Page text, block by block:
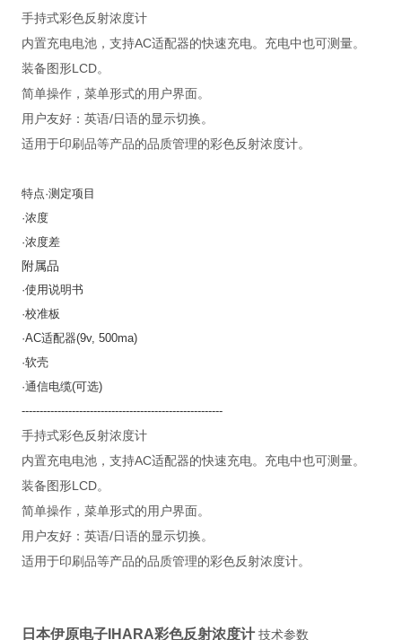
手持式彩色反射浓度计
内置充电电池，支持AC适配器的快速充电。充电中也可测量。
装备图形LCD。
简单操作，菜单形式的用户界面。
用户友好：英语/日语的显示切换。
适用于印刷品等产品的品质管理的彩色反射浓度计。
特点·测定项目
·浓度
·浓度差
附属品
·使用说明书
·校准板
·AC适配器(9v, 500ma)
·软壳
·通信电缆(可选)
--------------------------------------------------------
手持式彩色反射浓度计
内置充电电池，支持AC适配器的快速充电。充电中也可测量。
装备图形LCD。
简单操作，菜单形式的用户界面。
用户友好：英语/日语的显示切换。
适用于印刷品等产品的品质管理的彩色反射浓度计。
日本伊原电子IHARA彩色反射浓度计 技术参数